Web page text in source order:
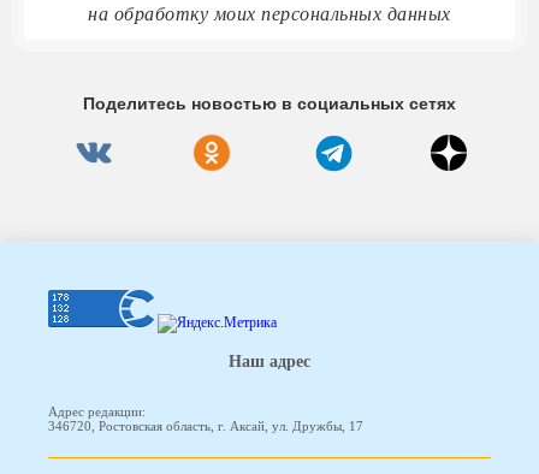
на обработку моих персональных данных
Поделитесь новостью в социальных сетях
Наш адрес
Адрес редакции:
346720, Ростовская область, г. Аксай, ул. Дружбы, 17